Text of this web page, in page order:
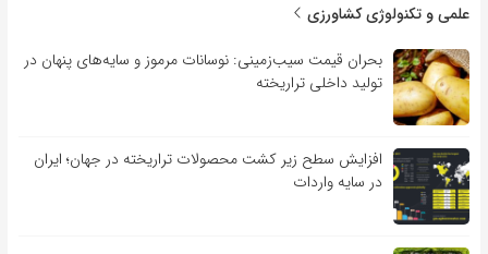
علمی و تکنولوژی کشاورزی
بحران قیمت سیب‌زمینی: نوسانات مرموز و سایه‌های پنهان در
تولید داخلی تراریخته
افزایش سطح زیر کشت محصولات تراریخته در جهان؛ ایران
در سایه واردات